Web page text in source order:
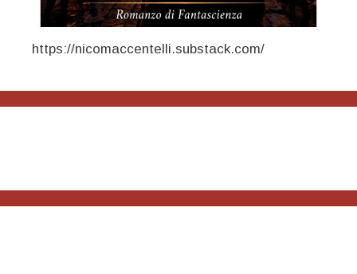
https://nicomaccentelli.substack.com/